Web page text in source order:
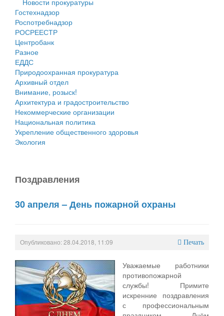
Собрание депутатов
Городское поселение
Сельские поселения
Гостехнадзор
Роспотребнадзор
РОСРЕЕСТР
Центробанк
Разное
ЕДДС
Природоохранная прокуратура
Архивный отдел
Внимание, розыск!
Архитектура и градостроительство
Некоммерческие организации
Национальная политика
Укрепление общественного здоровья
Экология
Поздравления
30 апреля – День пожарной охраны
Опубликовано: 28.04.2018, 11:09 Печать
Уважаемые работники
противопожарной
службы! Примите
искренние поздравления
с профессиональным